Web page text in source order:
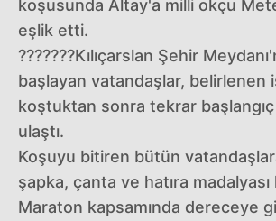
koşusunda Altay'a milli okçu
eşlik etti.
???????Kılıçarslan Şehir
başlayan vatandaşlar, belirlenen
koştuktan sonra tekrar başlangıç
ulaştı.
Koşuyu bitiren bütün
şapka, çanta ve hatıra
Maraton kapsamında dereceye